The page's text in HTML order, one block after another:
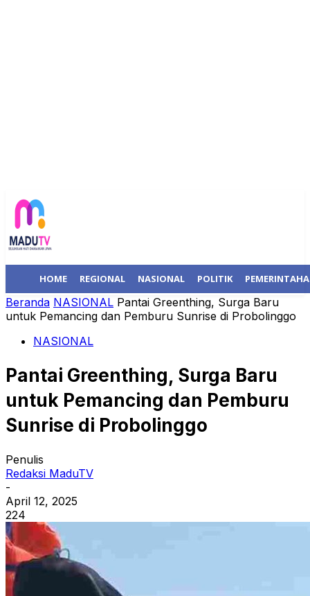
HOME REGIONAL NASIONAL POLITIK
Beranda NASIONAL Pantai Greenthing, Surga Baru
untuk Pemancing dan Pemburu Sunrise di Probolinggo
NASIONAL
Pantai Greenthing, Surga Baru
untuk Pemancing dan Pemburu
Sunrise di Probolinggo
Penulis
Redaksi MaduTV
-
April 12, 2025
224